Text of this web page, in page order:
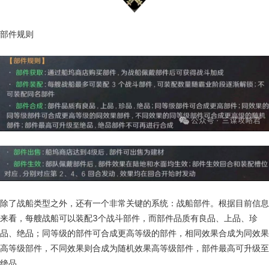
部件规则
除了战船类型之外，还有一个非常关键的系统：战船部件。根据目前信息
来看，每艘战船可以装配3个战斗部件，而部件品质有良品、上品、珍
品、绝品；同等级的部件可合成更高等级的部件，相同效果合成为同效果
高等级部件，不同效果则合成为随机效果高等级部件，部件最高可升级至
绝品。